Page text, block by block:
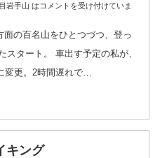
岩手山 は コメントを受け付けていま
の百名山をひとつづつ、登っ
タート。 車出す予定の私が、
変更。2時間遅れで…
キング